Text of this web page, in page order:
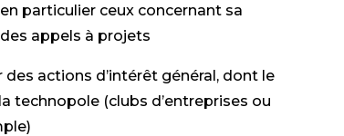
particulier ceux concernant sa
appels à projets
actions d’intérêt général, dont le
technopole (clubs d’entreprises ou